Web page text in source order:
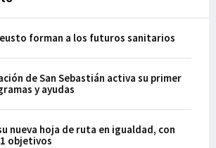
forman a los futuros sanitarios
de San Sebastián activa su primer
y ayudas
nueva hoja de ruta en igualdad, con
objetivos